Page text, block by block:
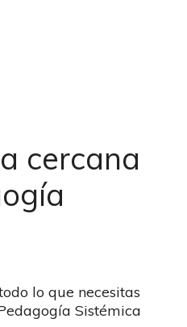
cercana
lo que necesitas
Sistémica